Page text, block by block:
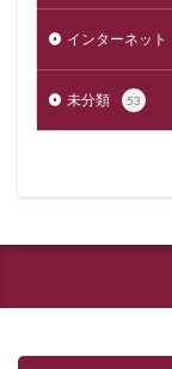
インターネット
未分類 53